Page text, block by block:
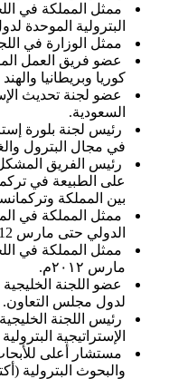
ممثل المملكة في
البترولية الموحدة
ممثل الوزارة في
عضو فريق العمل
كوريا وبريطانيا
عضو لجنة تحديث
السعودية.
رئيس لجنة بلورة
في مجال البترول
رئيس الفريق
على الطبيعة في
بين المملكة
ممثل المملكة في
الدولي حتى مارس 2012م.
ممثل المملكة في
مارس ٢٠١٢م.
عضو اللجنة الخليجية
لدول مجلس التعاون.
رئيس اللجنة
الإستراتيجية
مستشار أعلى
والبحوث البترولية (أكتوبر 2012-يناير